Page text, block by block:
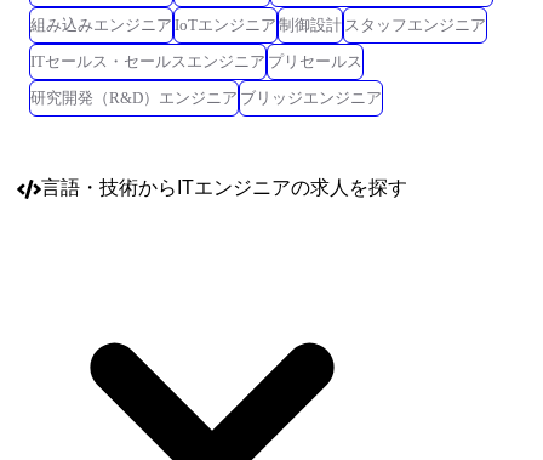
組み込みエンジニア IoTエンジニア 制御設計 スタッフエンジニア
ITセールス・セールスエンジニア プリセールス
研究開発（R&D）エンジニア ブリッジエンジニア
言語・技術からITエンジニアの求人を探す